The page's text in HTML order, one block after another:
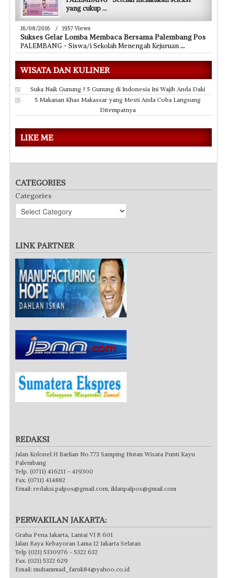
yang cukup...
16/08/2016 / 1957 Views
Sukses Gelar Lomba Membaca Bersama Palembang Pos
PALEMBANG - Siswa/i Sekolah Menengah Kejuruan...
WISATA DAN KULINER
Suka Naik Gunung ? 5 Gunung di Indonesia Ini Wajib Anda Daki
5 Makanan Khas Makassar yang Mesti Anda Coba Langsung
Ditempatnya
LIKE ME
CATEGORIES
Categories
LINK PARTNER
REDAKSI
Jalan Kolonel H Barlian No.773 Samping Hutan Wisata Punti Kayu
Palembang
Telp. (0711) 416211 - 419300
Fax. (0711) 414882
Email: redaksi.palpos@gmail.com, iklanpalpos@gmail.com
PERWAKILAN JAKARTA:
Graha Pena Jakarta, Lantai VI R 601
Jalan Raya Kebayoran Lama 12 Jakarta Selatan
Telp (021) 5330976 - 5322 632
Fax. (021) 5322 629
Email: muhammad_faruk84@yahoo.co.id